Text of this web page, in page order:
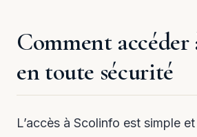
Comment
en toute sécurité
L’accès à Scolinfo est simple